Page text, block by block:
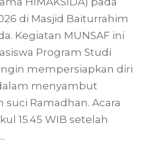
di Masjid Baiturrahim
Kegiatan MUNSAF ini
Program Studi
mempersiapkan diri
menyambut
Ramadhan. Acara
15.45 WIB setelah